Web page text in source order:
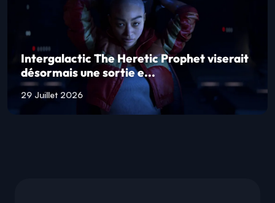
Intergalactic The Heretic Prophet viserait
désormais une sortie e...
29 Juillet 2026